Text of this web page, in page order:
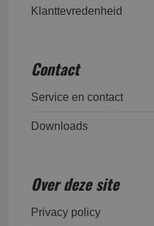
Klanttevredenheid
Contact
Service en contact
Downloads
Over deze site
Privacy policy